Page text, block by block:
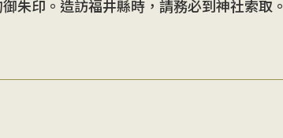
朱印。造訪福井縣時，請務必到神社索取。